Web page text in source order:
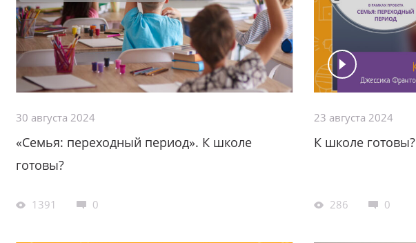
30 августа 2024
«Семья: переходный период». К школе
готовы?
1391 0
23 августа 2024
К школе готовы?
286 0